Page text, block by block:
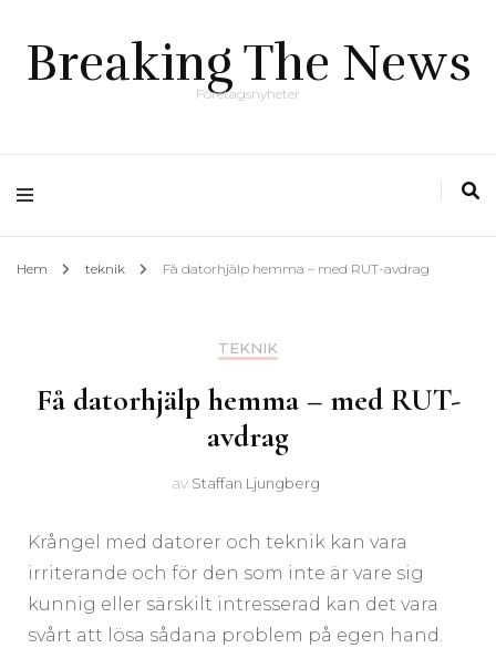
Breaking The News
Företagsnyheter
Hem teknik Få datorhjälp hemma – med RUT-avdrag
TEKNIK
Få datorhjälp hemma – med RUT-
avdrag
av Staffan Ljungberg
Krångel med datorer och teknik kan vara
irriterande och för den som inte är vare sig
kunnig eller särskilt intresserad kan det vara
svårt att lösa sådana problem på egen hand.